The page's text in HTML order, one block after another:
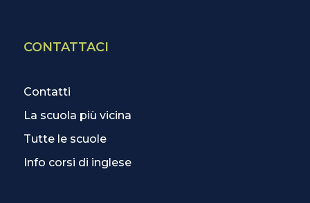
CONTATTACI
Contatti
La scuola più vicina
Tutte le scuole
Info corsi di inglese